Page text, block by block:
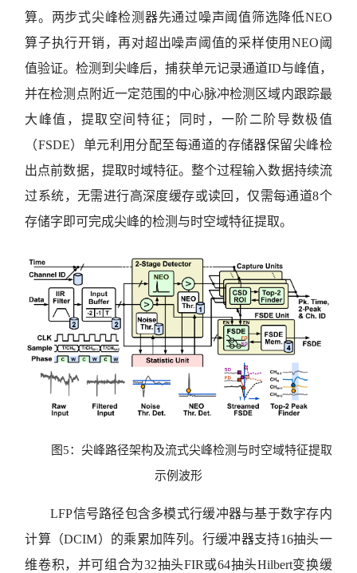
算。两步式尖峰检测器先通过噪声阈值筛选降低NEO
算子执行开销，再对超出噪声阈值的采样使用NEO阈
值验证。检测到尖峰后，捕获单元记录通道ID与峰值，
并在检测点附近一定范围的中心脉冲检测区域内跟踪最
大峰值，提取空间特征；同时，一阶二阶导数极值
（FSDE）单元利用分配至每通道的存储器保留尖峰检
出点前数据，提取时域特征。整个过程输入数据持续流
过系统，无需进行高深度缓存或读回，仅需每通道8个
存储字即可完成尖峰的检测与时空域特征提取。
图5：尖峰路径架构及流式尖峰检测与时空域特征提取
示例波形
LFP信号路径包含多模式行缓冲器与基于数字存内
计算（DCIM）的乘累加阵列。行缓冲器支持16抽头一
维卷积，并可组合为32抽头FIR或64抽头Hilbert变换缓